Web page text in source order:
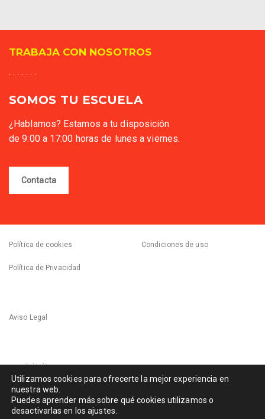
TRABAJA CON NOSOTROS
. . . . . . .
SOMOS TU ESCUELA
¿Hablamos? Estamos a tu disposición
de 9:00 a 17:00 horas de lunes a viernes.
Contacta
Política de cookies Condiciones de uso
Política de Privacidad
Aviso Legal
Canal de denuncias
© 2021-2024 Escuelas Infantiles Montemadrid
Utilizamos cookies para ofrecerte la mejor experiencia en
nuestra web.
Puedes aprender más sobre qué cookies utilizamos o
desactivarlas en los ajustes.